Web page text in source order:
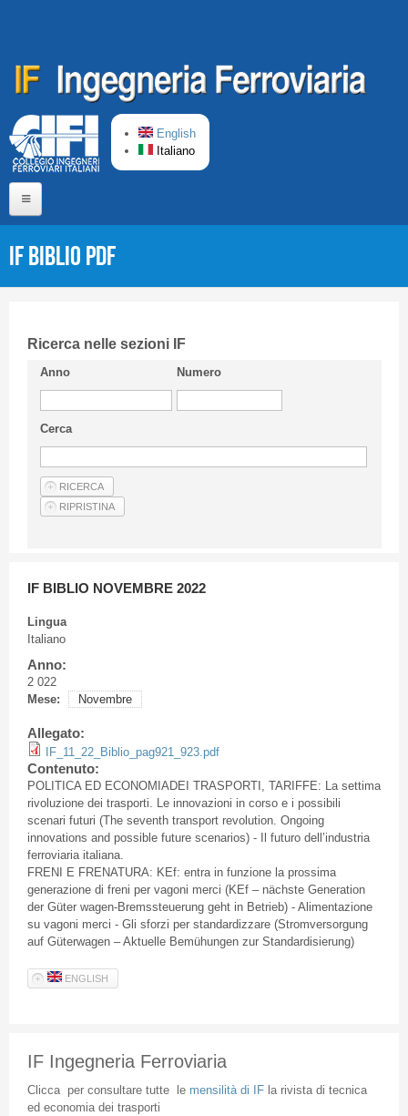
English
Italiano
CIFI in breve
Linee Guida
Privacy Policy
Articoli
IF Biblio PDF
Ricerca nelle sezioni IF
Anno Numero
Cerca
IF BIBLIO NOVEMBRE 2022
Lingua
Italiano
Anno:
2 022
Mese:
Novembre
Allegato:
IF_11_22_Biblio_pag921_923.pdf
Contenuto:
POLITICA ED ECONOMIADEI TRASPORTI, TARIFFE: La settima
rivoluzione dei trasporti. Le innovazioni in corso e i possibili
scenari futuri (The seventh transport revolution. Ongoing
innovations and possible future scenarios) - Il futuro dell’industria
ferroviaria italiana.
FRENI E FRENATURA: KEf: entra in funzione la prossima
generazione di freni per vagoni merci (KEf – nächste Generation
der Güter wagen-Bremssteuerung geht in Betrieb) - Alimentazione
su vagoni merci - Gli sforzi per standardizzare (Stromversorgung
auf Güterwagen – Aktuelle Bemühungen zur Standardisierung)
ENGLISH
IF Ingegneria Ferroviaria
Cliccaper consultare tuttele mensilità di IFla rivista di tecnica
ed economia dei trasporti